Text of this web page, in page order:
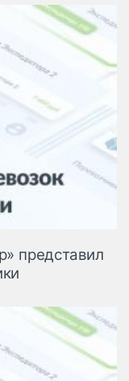
представил